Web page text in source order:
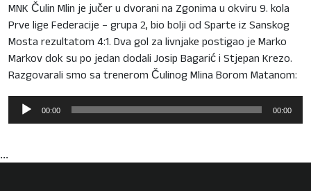
MNK Čulin Mlin je jučer u dvorani na Zgonima u okviru 9. kola
Prve lige Federacije – grupa 2, bio bolji od Sparte iz Sanskog
Mosta rezultatom 4:1. Dva gol za livnjake postigao je Marko
Markov dok su po jedan dodali Josip Bagarić i Stjepan Krezo.
Razgovarali smo sa trenerom Čulinog Mlina Borom Matanom:
Reproduktor
audiozapisa
00:00 00:00
...